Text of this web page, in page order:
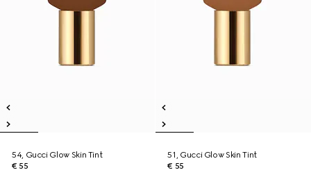
54, Gucci Glow Skin Tint
€ 55
51, Gucci Glow Skin Tint
€ 55